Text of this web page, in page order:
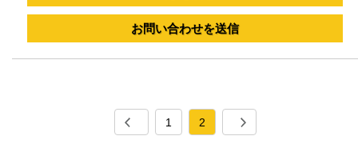
お問い合わせを送信
1 2